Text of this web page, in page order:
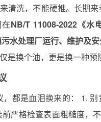
清洗，不能硬推。长期来
NB/T 11008‑2022《水
水处理厂运行、维护及安
是换个油，更是换一种预
，都是血泪换来的： 1.
严格检查表面粗糙度，